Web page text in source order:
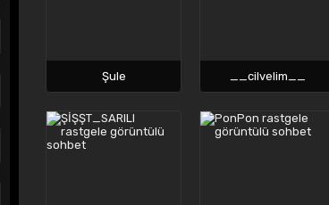
Şule __cilvelim__